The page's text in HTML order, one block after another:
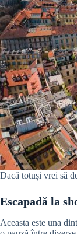
Dacă totuși vrei să
Escapadă la
Aceasta este una